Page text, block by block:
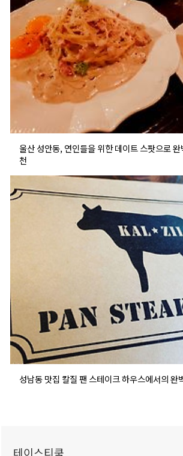
울산 성안동, 연인들을 위한 데이트 스팟으로
천
성남동 맛집 칼질 팬 스테이크 하우스에서의 완
테이스티쿡